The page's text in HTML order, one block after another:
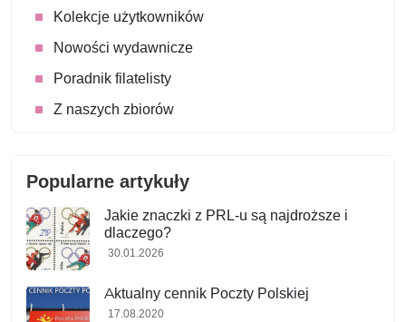
Kolekcje użytkowników
Nowości wydawnicze
Poradnik filatelisty
Z naszych zbiorów
Popularne artykuły
Jakie znaczki z PRL-u są najdroższe i
dlaczego?
30.01.2026
Aktualny cennik Poczty Polskiej
17.08.2020